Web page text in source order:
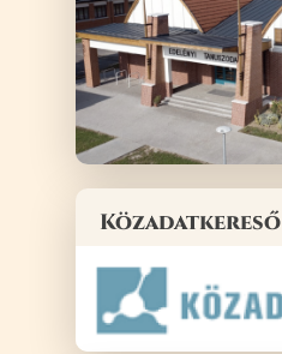
Közadatkereső